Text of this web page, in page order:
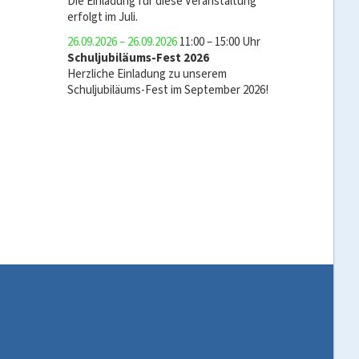
erfolgt im Juli.
26.09.2026 – 26.09.202611:00 – 15:00 Uhr
Schuljubiläums-Fest 2026
Herzliche Einladung zu unserem
Schuljubiläums-Fest im September 2026!